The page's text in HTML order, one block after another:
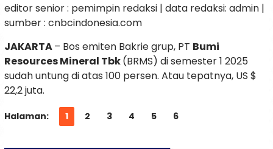
editor senior : pemimpin redaksi | data redaksi: admin |
sumber : cnbcindonesia.com
JAKARTA– Bos emiten Bakrie grup, PT Bumi
Resources Mineral Tbk(BRMS) di semester 1 2025
sudah untung di atas 100 persen. Atau tepatnya, US $
22,2 juta.
Halaman: 1 2 3 4 5 6